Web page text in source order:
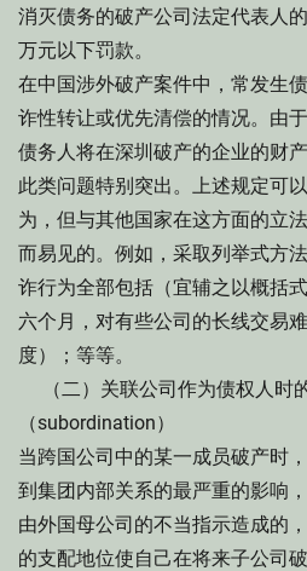
消灭债务的破产公司法定代表人
万元以下罚款。
在中国涉外破产案件中，常发生
诈性转让或优先清偿的情况。由
债务人将在深圳破产的企业的财
此类问题特别突出。上述规定可
为，但与其他国家在这方面的立
而易见的。例如，采取列举式方
诈行为全部包括（宜辅之以概括
六个月，对有些公司的长线交易
度）；等等。
（二）关联公司作为债权人时
（subordination）
当跨国公司中的某一成员破产时
到集团内部关系的最严重的影响
由外国母公司的不当指示造成的
的支配地位使自己在将来子公司